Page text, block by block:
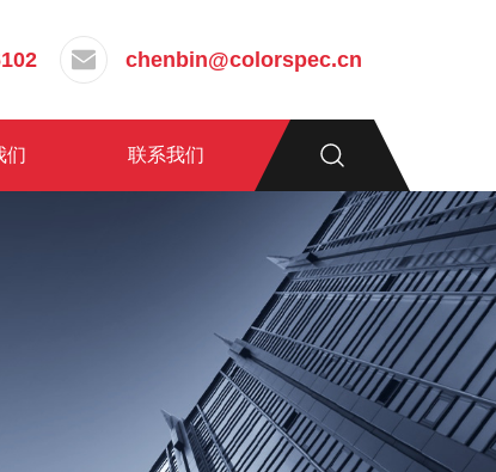
chenbin@colorspec.cn
们 联系我们